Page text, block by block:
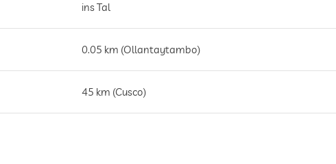
ins Tal
0.05 km (Ollantaytambo)
45 km (Cusco)